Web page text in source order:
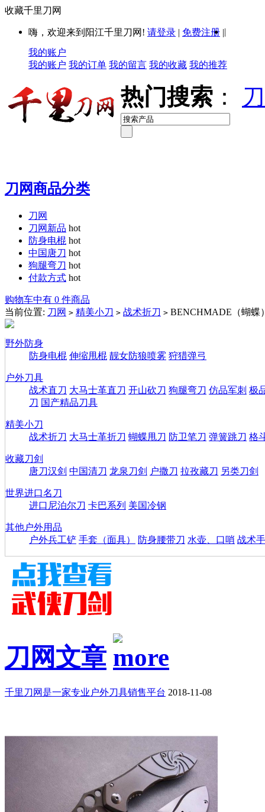
收藏千里刀网
嗨，欢迎来到阳江千里刀网! 请登录 | 免费注册 ||
我的账户
我的账户 我的订单 我的留言 我的收藏 我的推荐
热门搜索 ：
刀网商品分类
刀网
刀网新品 hot
防身电棍 hot
中国唐刀 hot
狗腿弯刀 hot
付款方式 hot
购物车中有 0 件商品
当前位置: 刀网 > 精美小刀 > 战术折刀 > BENCHMADE（蝴蝶
野外防身
防身电棍 伸缩甩棍 靓女防狼喷雾 狩猎弹弓
户外刀具
战术直刀 大马士革直刀 开山砍刀 狗腿弯刀 仿品军刺 极
刀 国产精品刀具
精美小刀
战术折刀 大马士革折刀 蝴蝶甩刀 防卫笔刀 弹簧跳刀 格
收藏刀剑
唐刀汉剑 中国清刀 龙泉刀剑 户撒刀 拉孜藏刀 另类刀剑
世界进口名刀
进口尼泊尔刀 卡巴系列 美国冷钢
其他户外用品
户外兵工铲 手套（面具） 防身腰带刀 水壶、口哨 战术
刀网文章
千里刀网是一家专业户外刀具销售平台 2018-11-08